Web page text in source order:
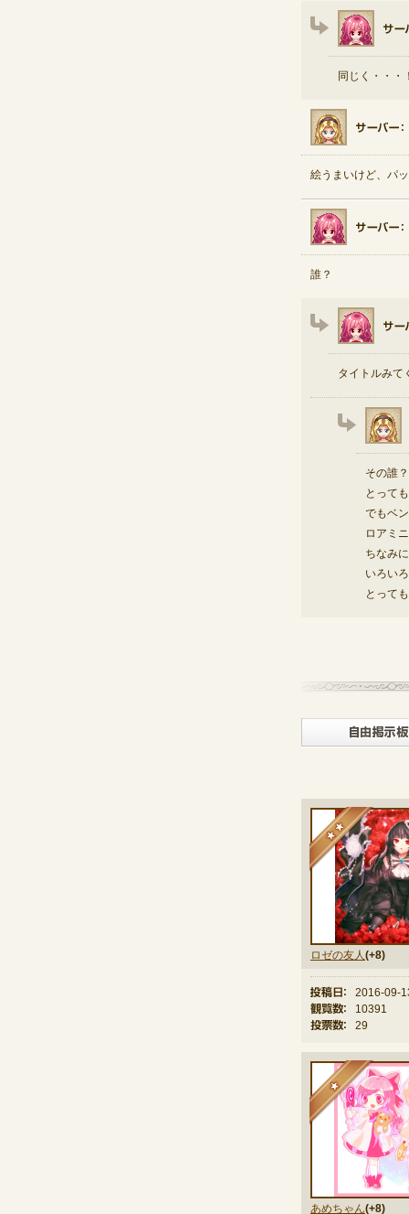
同じく・・・
絵うまいけど、パ
誰？
タイトルみて
その誰
とって
でもベ
ロアミ
ちなみ
いろい
とって
ロゼの友人 (+8)
★★
投稿日：
2016-09-
観覧数：
10391
投票数：
29
あめちゃん(+8)
★